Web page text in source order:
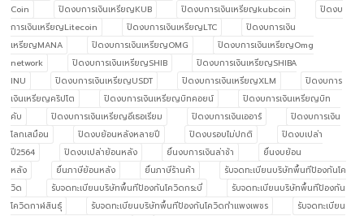
Coin
ปิดงบการเงินเหรียญKUB ปิดงบการเงินเหรียญkubcoin
ปิดงบ
การเงินเหรียญLitecoin
ปิดงบการเงินเหรียญLTC
ปิดงบการเงิน
เหรียญMANA
ปิดงบการเงินเหรียญOMG
ปิดงบการเงินเหรียญOmg
network
ปิดงบการเงินเหรียญSHIB
ปิดงบการเงินเหรียญSHIBA
INU
ปิดงบการเงินเหรียญUSDT ปิดงบการเงินเหรียญXLM
ปิดงบการ
เงินเหรียญคริปโต
ปิดงบการเงินเหรียญบิทคอยน์
ปิดงบการเงินเหรียญบิท
คับ
ปิดงบการเงินเหรียญอีเธอเรียม ปิดงบการเงินเออาร์
ปิดงบการเงิน
โลกเสมือน
ปิดงบย้อนหลังหลายปี ปิดงบรอบไม่ปกติ
ปิดงบเปล่า
ปี2564
ปิดงบเปล่าย้อนหลัง ยื่นงบการเงินล่าช้า
ยื่นงบย้อน
หลัง
ยื่นภาษีย้อนหลัง ยื่นภาษีร้านค้า
รับจดทะเบียนบริษัทพื้นทีป้องกันโค
วิด
รับจดทะเบียนบริษัทพื้นทีป้องกันโควิดกระบี่
รับจดทะเบียนบริษัทพื้นทีป้องกัน
โควิดกาฬสินธุ์
รับจดทะเบียนบริษัทพื้นทีป้องกันโควิดกำแพงเพชร
รับจดทะเบียน